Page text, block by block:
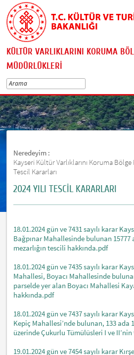
KÜLTÜR VARLIKLARINI KORUMA
MÜDÜRLÜKLERİ
Neredeyim :
Kayseri Kültür Varlıklarını Koruma
Tescil Kararları
2024 YILI TESCİL KARARLARI
18.01.2024 gün ve 7431 sayılı karar
Bağpınar Mahallesinde bulunan
mezarlığın tescili hakkında.pdf
18.01.2024 gün ve 7435 sayılı karar
Mahallesi, Boyacı Mahallesinde
parselde yer alan Boyacı Mahallesi
hakkında.pdf
18.01.2024 gün ve 7437 sayılı karar
Kepiç Mahallesi’nde bulunan, 133 ada
üzerinde Çukurlu Tümülüsleri I ve
19.01.2024 gün ve 7454 sayılı karar